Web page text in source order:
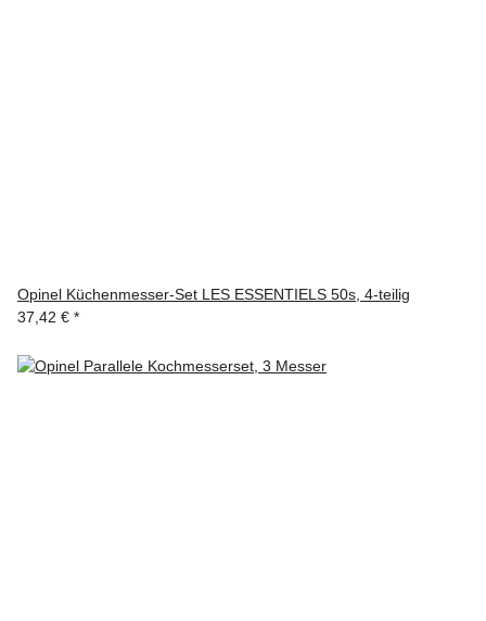
Opinel Küchenmesser-Set LES ESSENTIELS 50s, 4-teilig
37,42 € *